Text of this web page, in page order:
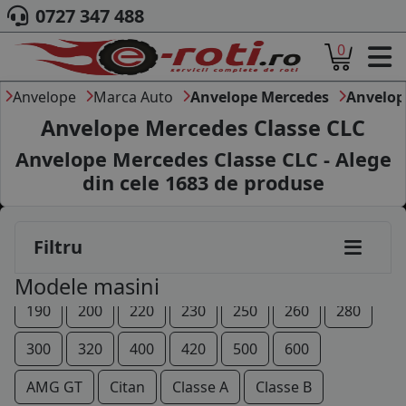
ACASA
DESPRE NOI
ANVELOPE
AUTO
CAMION
MOTO
MARCA AUTO
BLOG
B2B - COLABORARE COMPANII
CONT
0727 347 488
0
Anvelope Marca Auto Anvelope Mercedes
Anvelope Mercedes Classe CLC
Anvelope Mercedes Classe CLC - Alege
din cele 1683de produse
Filtru
Modele masini
190 200 220 230 250 260
280
300
320 400 420 500
600
AMG GT
Citan Classe A
Classe B